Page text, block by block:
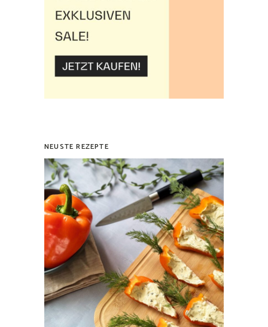
NEUSTE REZEPTE